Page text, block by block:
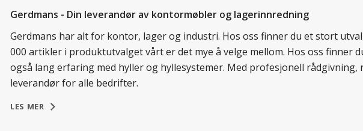
Gerdmans - Din leverandør av kontormøbler og lagerinnredning
Gerdmans har alt for kontor, lager og industri. Hos oss finner du et stort
000 artikler i produktutvalget vårt er det mye å velge mellom. Hos oss
også lang erfaring med hyller og hyllesystemer. Med profesjonell
leverandør for alle bedrifter.
LES MER